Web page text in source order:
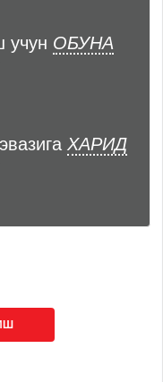
учун ОБУНА
ХАРИД